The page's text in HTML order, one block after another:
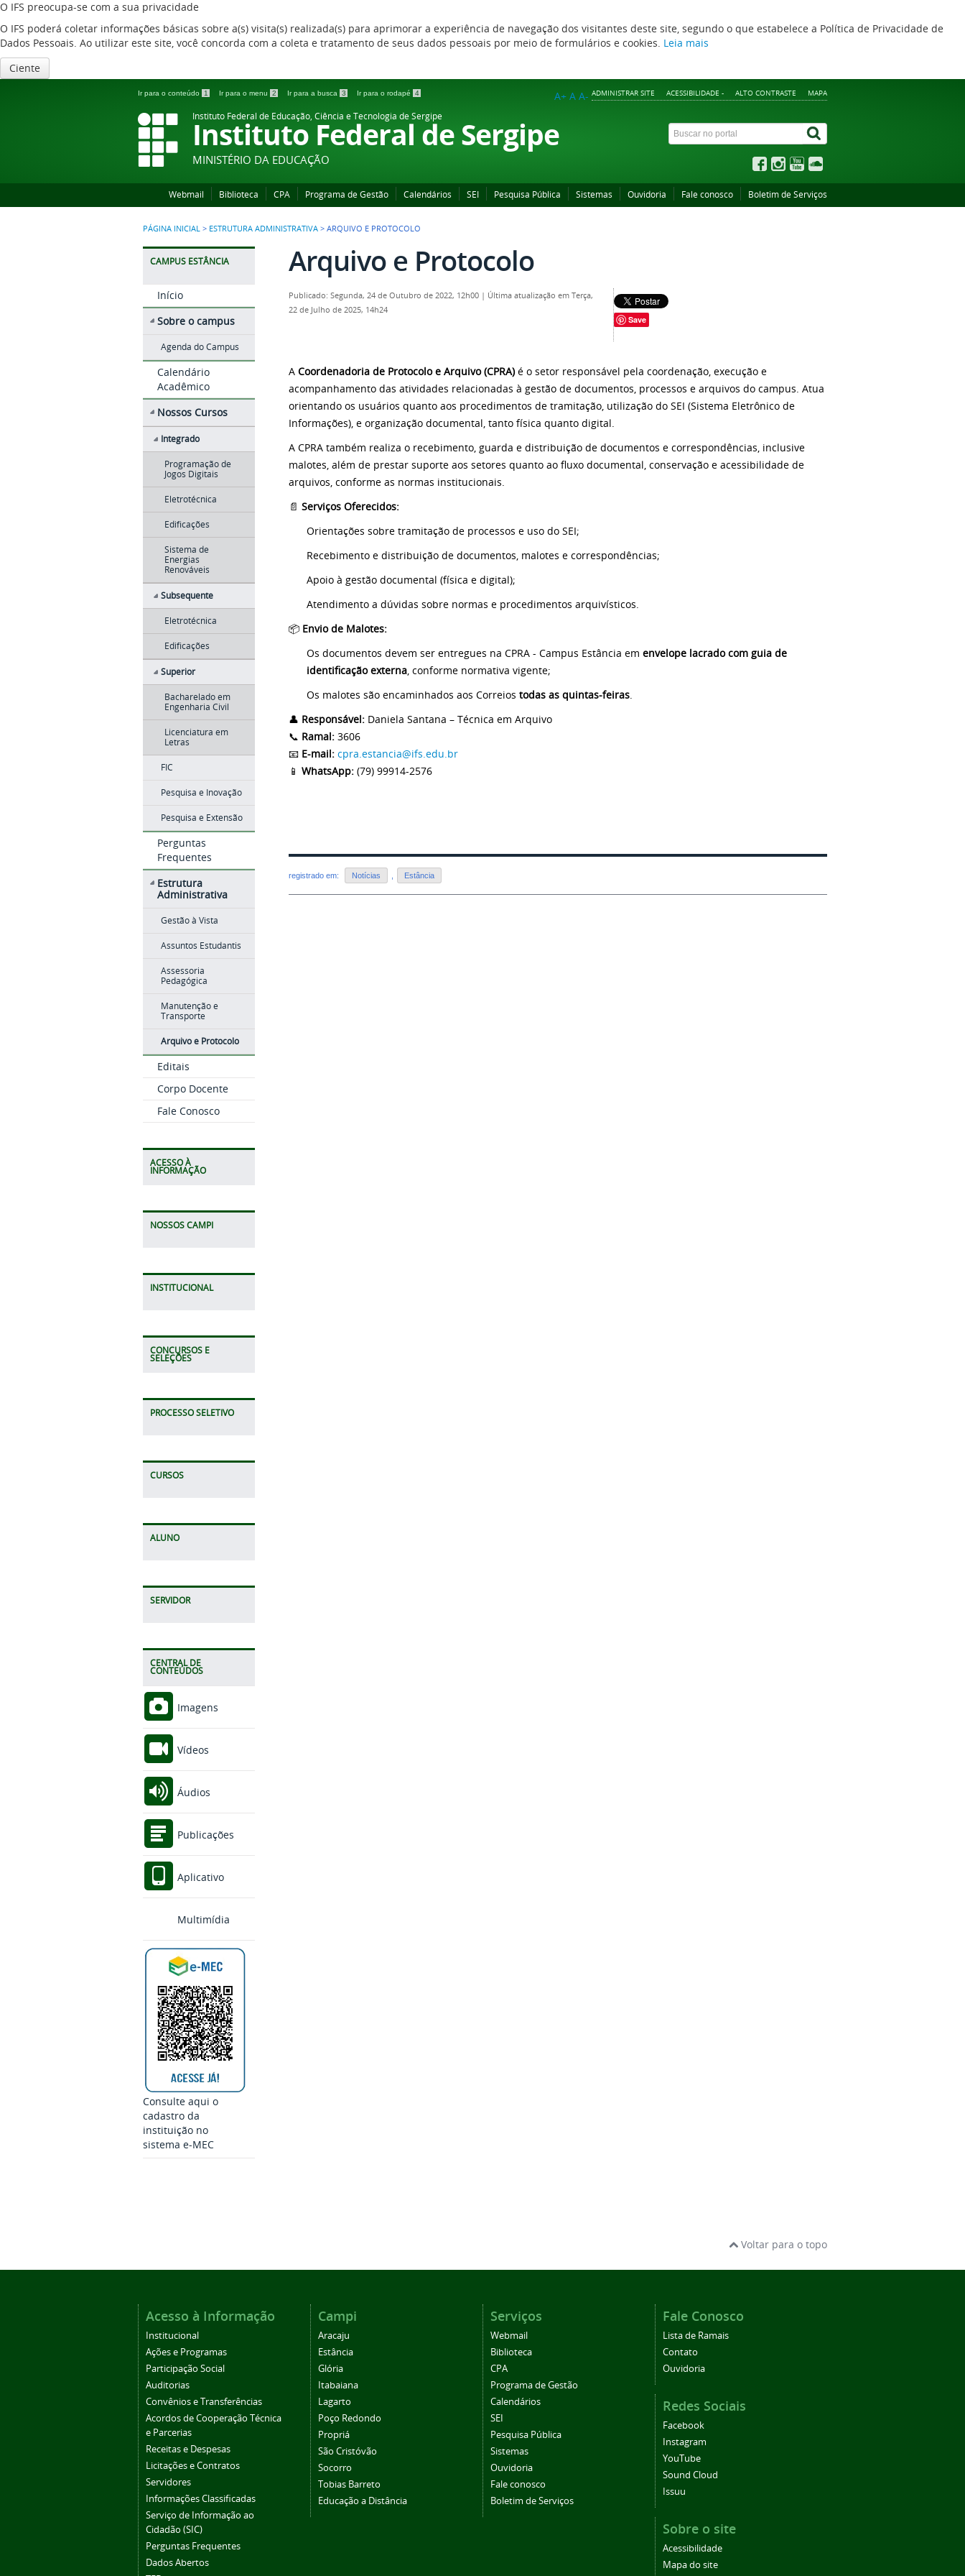
O IFS preocupa-se com a sua privacidade
O IFS poderá coletar informações básicas sobre a(s) visita(s) realizada(s) para aprimorar a experiência de navegação dos visitantes deste site, segundo o que estabelece a Política de Privacidade de
Dados Pessoais. Ao utilizar este site, você concorda com a coleta e tratamento de seus dados pessoais por meio de formulários e cookies. Leia mais
Ciente
Ir para o conteúdo 1 Ir para o menu 2 Ir para a busca 3 Ir para o rodapé 4 ADMINISTRAR SITE ACESSIBILIDADE - ALTO CONTRASTE MAPA
A+ A A-
Instituto Federal de Educação, Ciência e Tecnologia de Sergipe
Instituto Federal de Sergipe
MINISTÉRIO DA EDUCAÇÃO
Webmail Biblioteca CPA Programa de Gestão Calendários SEI Pesquisa Pública Sistemas Ouvidoria Fale conosco Boletim de Serviços
PÁGINA INICIAL > ESTRUTURA ADMINISTRATIVA > ARQUIVO E PROTOCOLO
CAMPUS ESTÂNCIA
Início
Sobre o campus
Agenda do Campus
Calendário
Acadêmico
Nossos Cursos
Integrado
Programação de
Jogos Digitais
Eletrotécnica
Edificações
Sistema de
Energias
Renováveis
Subsequente
Eletrotécnica
Edificações
Superior
Bacharelado em
Engenharia Civil
Licenciatura em
Letras
FIC
Pesquisa e Inovação
Pesquisa e Extensão
Perguntas
Frequentes
Estrutura
Administrativa
Gestão à Vista
Assuntos Estudantis
Assessoria
Pedagógica
Manutenção e
Transporte
Arquivo e Protocolo
Editais
Corpo Docente
Fale Conosco
ACESSO À
INFORMAÇÃO
NOSSOS CAMPI
INSTITUCIONAL
CONCURSOS E
SELEÇÕES
PROCESSO SELETIVO
CURSOS
ALUNO
SERVIDOR
CENTRAL DE
CONTEÚDOS
Imagens
Vídeos
Áudios
Publicações
Aplicativo
Multimídia
Consulte aqui o
cadastro da
instituição no
sistema e-MEC
Arquivo e Protocolo
Publicado: Segunda, 24 de Outubro de 2022, 12h00 | Última atualização em Terça,
22 de Julho de 2025, 14h24
Save
A Coordenadoria de Protocolo e Arquivo (CPRA)é o setor responsável pela coordenação, execução e
acompanhamento das atividades relacionadas à gestão de documentos, processos e arquivos do campus. Atua
orientando os usuários quanto aos procedimentos de tramitação, utilização do SEI (Sistema Eletrônico de
Informações), e organização documental, tanto física quanto digital.
A CPRA também realiza o recebimento, guarda e distribuição de documentos e correspondências, inclusive
malotes, além de prestar suporte aos setores quanto ao fluxo documental, conservação e acessibilidade de
arquivos, conforme as normas institucionais.
📄 Serviços Oferecidos:
Orientações sobre tramitação de processos e uso do SEI;
Recebimento e distribuição de documentos, malotes e correspondências;
Apoio à gestão documental (física e digital);
Atendimento a dúvidas sobre normas e procedimentos arquivísticos.
📦 Envio de Malotes:
Os documentos devem ser entregues na CPRA - Campus Estância em envelope lacrado com guia de
identificação externa, conforme normativa vigente;
Os malotes são encaminhados aos Correios todas as quintas-feiras.
👤 Responsável: Daniela Santana – Técnica em Arquivo
📞 Ramal: 3606
📧 E-mail: cpra.estancia@ifs.edu.br
📱 WhatsApp: (79) 99914-2576
registrado em: Notícias Estância
Voltar para o topo
Acesso à Informação
Institucional
Ações e Programas
Participação Social
Auditorias
Convênios e Transferências
Acordos de Cooperação Técnica
e Parcerias
Receitas e Despesas
Licitações e Contratos
Servidores
Informações Classificadas
Serviço de Informação ao
Cidadão (SIC)
Perguntas Frequentes
Dados Abertos
Campi
Aracaju
Estância
Glória
Itabaiana
Lagarto
Poço Redondo
Propriá
São Cristóvão
Socorro
Tobias Barreto
Educação a Distância
Serviços
Webmail
Biblioteca
CPA
Programa de Gestão
Calendários
SEI
Pesquisa Pública
Sistemas
Ouvidoria
Fale conosco
Boletim de Serviços
Fale Conosco
Lista de Ramais
Contato
Ouvidoria
Redes Sociais
Facebook
Instagram
YouTube
Sound Cloud
Issuu
Sobre o site
Acessibilidade
Mapa do site